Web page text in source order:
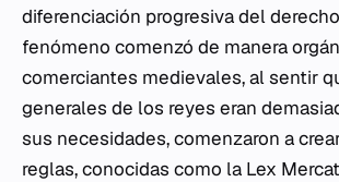
diferenciación progresiva del
fenómeno comenzó de manera
comerciantes medievales, al sentir
generales de los reyes eran
sus necesidades, comenzaron a
reglas, conocidas como la Lex